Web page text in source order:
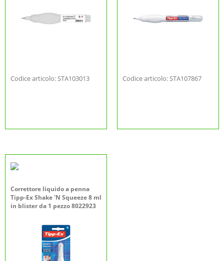
Codice articolo: STA103013 Codice articolo: STA107867
Correttore liquido a penna
Tipp-Ex Shake 'N Squeeze 8 ml
in blister da 1 pezzo 8022923